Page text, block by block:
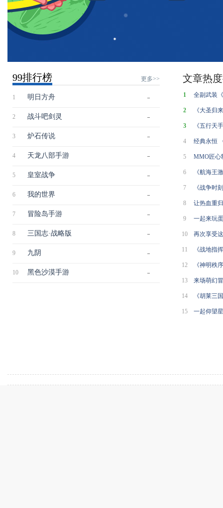
99排行榜 更多>>
1 明日方舟
2 战斗吧剑灵
3 炉石传说
4 天龙八部手游
5 皇室战争
6 我的世界
7 冒险岛手游
8 三国志·战略版
9 九阴
10 黑色沙漠手游
文章热
1 全副武装
至
2 《大圣归
场
3 《五行天
首曝
4 经典永恒
至
5 MMO匠心
首测
6 《航海王
上线
7 《战争时
8 让热血重
来袭
9 一起来玩
袭
10 再次享受
11 《战地指
马
12 《神明秩
启
13 来场萌幻
14 《胡莱三
萌
15 一起仰望